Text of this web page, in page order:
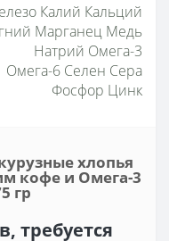
Калий Кальций
Марганец Медь
Натрий Омега-3
Омега-6 Селен Сера
Фосфор Цинк
хлопья
кофе и Омега-3
гр
требуется